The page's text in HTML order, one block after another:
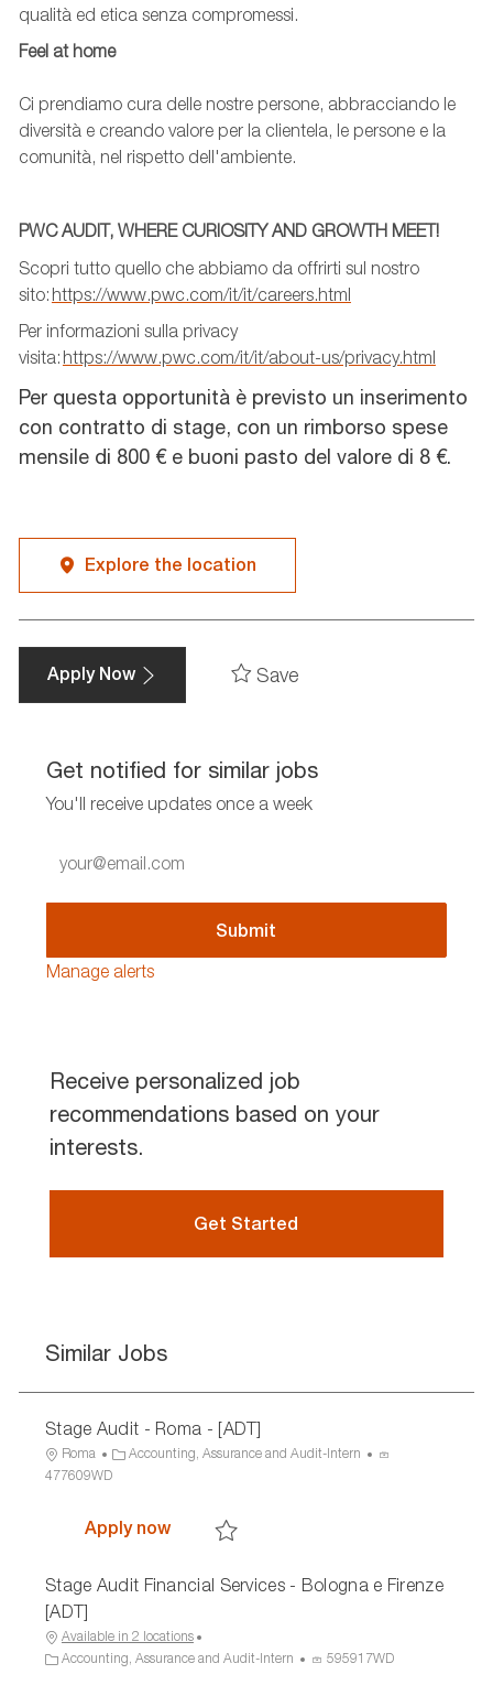
qualità ed etica senza compromessi.
Feel athome
Ci prendiamo cura delle nostre persone, abbracciando le
diversità e creando valore per la clientela, le persone e la
comunità, nel rispetto dell'ambiente.
PWC AUDIT, WHERE CURIOSITY AND GROWTH MEET!
Scopri tutto quello che abbiamo da offrirti sul nostro
sito: https://www.pwc.com/it/it/careers.html
Per informazioni sulla privacy
visita: https://www.pwc.com/it/it/about-us/privacy.html
Per questa opportunità è previsto un inserimento
con contratto di stage, con un rimborso spese
mensile di 800 € e buoni pasto del valore di 8 €.
Explore the location
Apply Now Save
Get notified for similar jobs
You'll receive updates once a week
Email
address
Submit
Manage alerts
Receive personalized job
recommendations based on your
interests.
Get Started
Similar Jobs
Stage Audit - Roma - [ADT]
L
o
o
n
Roma
C
a
g
r
Accounting, Assurance and Audit-Intern
P
s
477609WD
Apply nowStage Audit - Roma - [ADT]
Stage Audit Financial Services - Bologna e Firenze
[ADT]
Available in 2 locations
C Accounting, Assurance and Audit-Intern
P 595917WD